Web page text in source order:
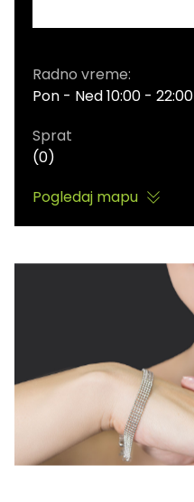
Radno vreme:
Pon - Ned 10:00 - 22:00
Sprat
(0)
Pogledaj mapu